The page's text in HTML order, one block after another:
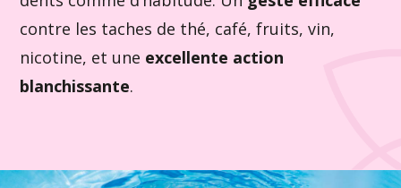
contre les taches de thé, café, fruits, vin,
nicotine, et une excellente action
blanchissante.